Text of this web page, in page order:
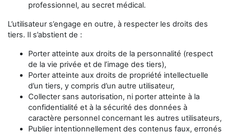
professionnel, au secret médical.
L’utilisateur s’engage en outre, à respecter les droits des
tiers. Il s’abstient de :
Porter atteinte aux droits de la personnalité (respect
de la vie privée et de l’image des tiers),
Porter atteinte aux droits de propriété intellectuelle
d’un tiers, y compris d’un autre utilisateur,
Collecter sans autorisation, ni porter atteinte à la
confidentialité et à la sécurité des données à
caractère personnel concernant les autres utilisateurs,
Publier intentionnellement des contenus faux, erronés